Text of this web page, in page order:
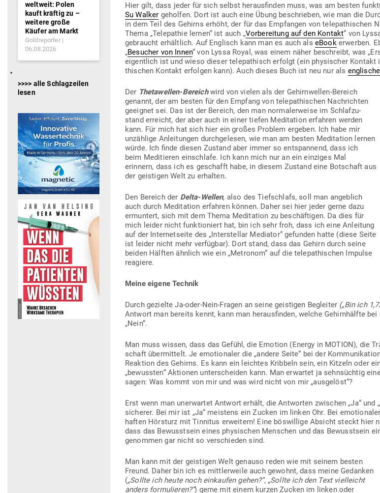
Hier gilt, dass jeder für sich selbst her­aus­finden muss, was am besten
Su Walker geholfen. Dort ist auch eine Übung beschrieben, wie man die
in dem Teil des Gehirns erhöht, der für das Emp­fangen von tele­pa­thi­schen
Thema „Tele­pathie lernen“ ist auch „Vor­be­reitung auf den Kontakt“ von
gebraucht erhältlich. Auf Eng­lisch kann man es auch als eBookerwerben.
„Besucher von Innen“ von Lyssa Royal, was einem näher beschreibt, was
eigentlich ist und wieso dieser tele­pa­thisch erfolgt (ein phy­si­scher
thi­schen Kontakt erfolgen kann). Auch dieses Buch ist neu nur als
Der The­ta­wellen-Bereichwird von vielen als der Gehirn­wellen-Bereich
genannt, der am besten für den Empfang von tele­pa­thi­schen Nach­richten
geeignet sei. Das ist der Bereich, den man nor­ma­ler­weise im Schlaf­zu­
stand erreicht, der aber auch in einer tiefen Medi­tation erfahren werden
kann. Für mich hat sich hier ein großes Problem ergeben. Ich habe mir
unzählige Anlei­tungen durch­ge­lesen, wie man am besten Medi­tation lernen
würde. Ich finde diesen Zustand aber immer so ent­spannend, dass ich
beim Medi­tieren ein­schlafe. Ich kann mich nur an ein ein­ziges Mal
erinnern, dass ich es geschafft habe, in diesem Zustand eine Bot­schaft aus
der geis­tigen Welt zu erhalten.
Den Bereich der Delta-Wellen, also des Tief­schlafs, soll man angeblich
auch durch Medi­tation erfahren können. Daher sei hier jeder gerne dazu
ermuntert, sich mit dem Thema Medi­tation zu beschäf­tigen. Da dies für
mich leider nicht funk­tio­niert hat, bin ich sehr froh, dass ich eine Anleitung
auf der Inter­net­seite des „Inter­stellar Mediator“ gefunden hatte (diese Seite
ist leider nicht mehr ver­fügbar). Dort stand, dass das Gehirn durch seine
beiden Hälften ähnlich wie ein „Metronom“ auf die tele­pa­thi­schen Impulse
reagiere.
Meine eigene Technik
Durch gezielte Ja-oder-Nein-Fragen an seine geis­tigen Begleiter („Bin ich
Antwort man bereits kennt, kann man her­aus­finden, welche Gehirn­hälfte bei
„Nein“.
Man muss wissen, dass das Gefühl, die Emotion (Energy in MOTION), die
schaft über­mittelt. Je emo­tio­naler die „andere Seite“ bei der
Reaktion des Gehirns. Es kann ein leichtes Kribbeln sein, ein Kitzeln oder
„bewussten“ Aktionen unter­scheiden kann. Man erwartet ja sehn­süchtig
sagen: Was kommt von mir und was wird nicht von mir „aus­gelöst“?
Erst wenn man uner­wartet Antwort erhält, die Ant­worten zwi­schen „Ja“ und
sicherer. Bei mir ist „Ja“ meistens ein Zucken im linken Ohr. Bei
haften Hör­sturz mit Tin­nitus erweitern! Eine bös­willige Absicht steckt hier
dass das Bewusstsein eines phy­si­schen Men­schen und das Bewusstsein
genommen gar nicht so ver­schieden sind.
Man kann mit der geis­tigen Welt genauso reden wie mit seinem besten
Freund. Daher bin ich es mitt­ler­weile auch gewohnt, dass meine Gedanken
(„Sollte ich heute noch ein­kaufen gehen?“,„Sollte ich den Text viel­leicht
anders for­mu­lieren?“) gerne mit einem kurzen Zucken im linken oder
weltweit: Polen
kauft kräftig zu –
weitere große
Käufer am Markt
Goldreporter
06.08.2026
>>>> alle Schlagzeilen
lesen